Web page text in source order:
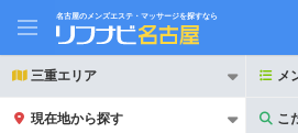
名古屋のメンズエステ・マッサージを探すなら
三重エリア メ
現在地から探す こ
こ